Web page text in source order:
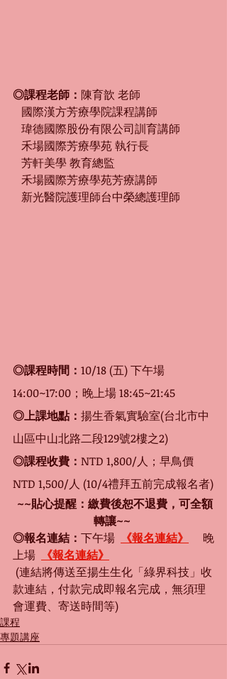
◎課程老師： 陳育歆 老師
   國際漢方芳療學院課程講師
   瑋德國際股份有限公司訓育講師
   禾場國際芳療學苑 執行長
   芳軒美學 教育總監
   禾場國際芳療學苑芳療講師
   新光醫院護理師台中榮總護理師
◎課程時間： 10/18 (五) 下午場
14:00~17:00；晚上場 18:45~21:45
◎上課地點： 揚生香氣實驗室(台北市中
山區中山北路二段129號2樓之2)
◎課程收費： NTD 1,800/人；早鳥價
NTD 1,500/人 (10/4禮拜五前完成報名者)
轉讓~~
◎報名連結： 下午場 《報名連結》
   晚
上場
《報名連結》
款連結，付款完成即報名完成，無須理
會運費、寄送時間等)
課程
專題講座